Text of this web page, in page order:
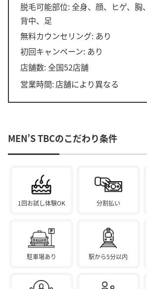
脱毛可能部位: 全身、顔、ヒゲ、胸
背中、足
無料カウンセリング: あり
初回キャンペーン: あり
店舗数: 全国52店舗
営業時間:店舗により異なる
MEN’S TBCのこだわり条件
1回お試し体験OK 分割払い
駐車場あり 駅から5分以内